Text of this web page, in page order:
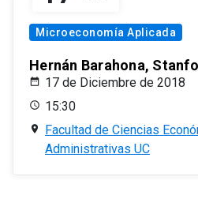
Microeconomía Aplicada
Hernán Barahona,
17 de Diciembre de 2018
15:30
Facultad de Ciencias
Administrativas UC